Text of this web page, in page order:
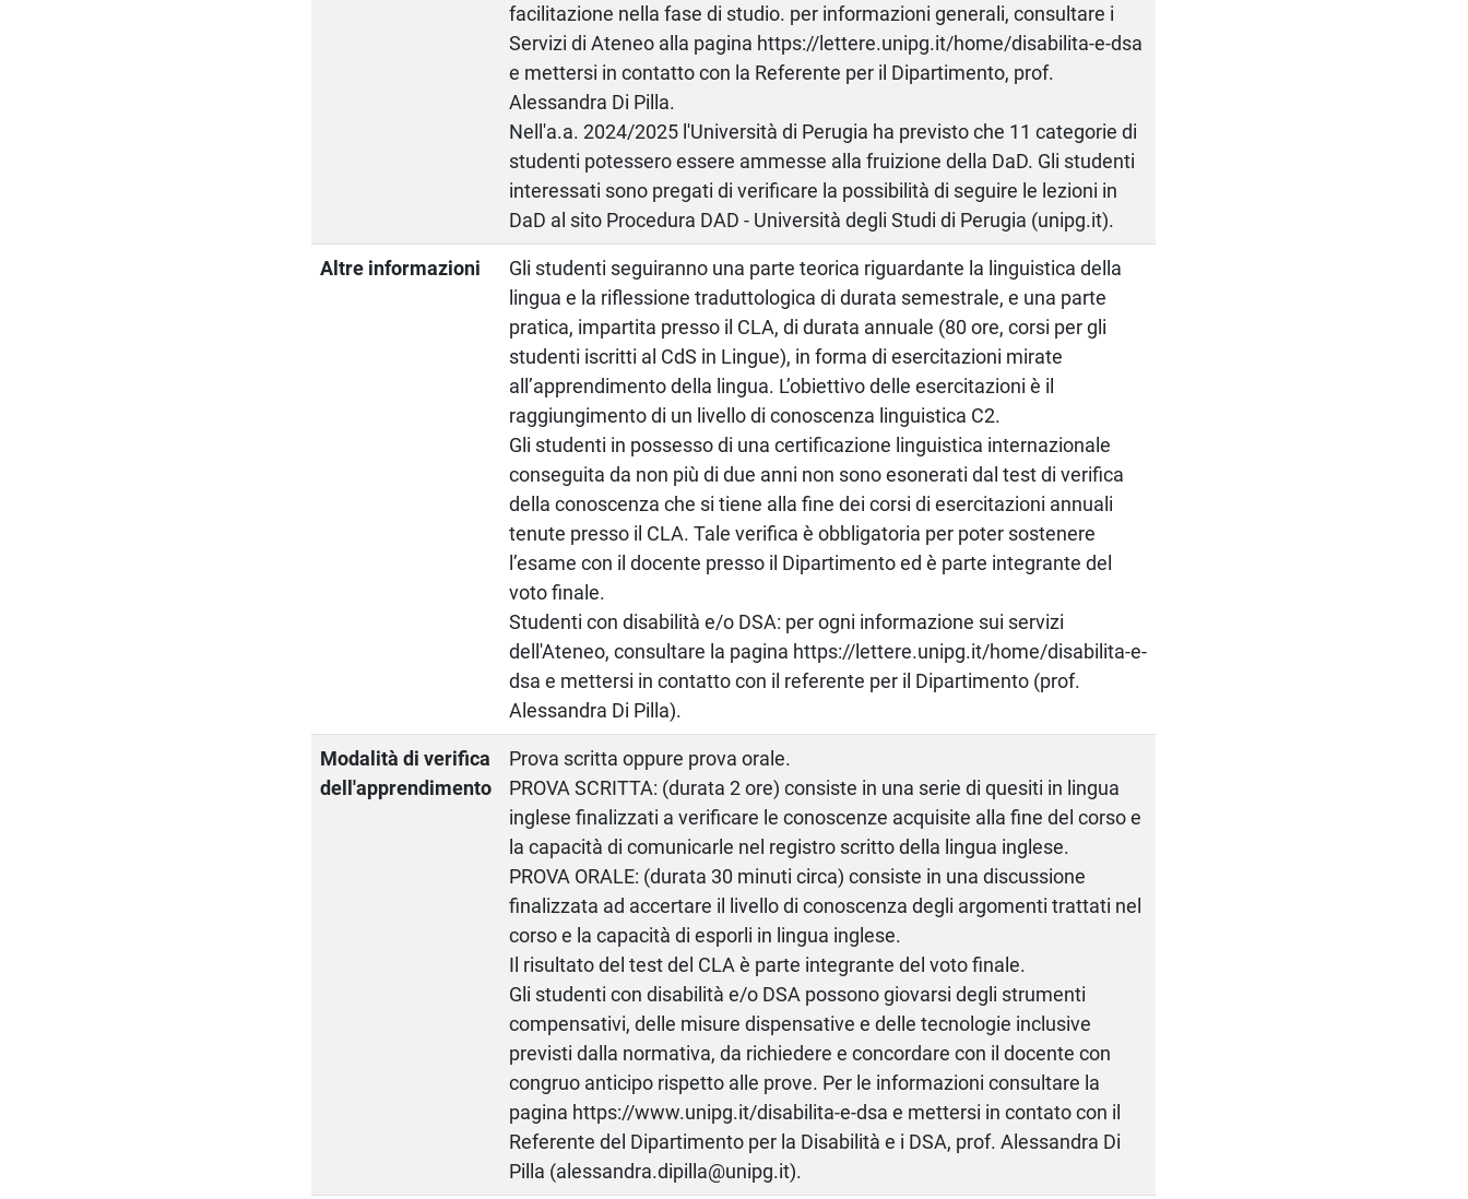
facilitazione nella fase di studio. per informazioni generali, consultare i
Servizi di Ateneo alla pagina https://lettere.unipg.it/home/disabilita-e-dsa
e mettersi in contatto con la Referente per il Dipartimento, prof.
Alessandra Di Pilla.
Nell'a.a. 2024/2025 l'Università di Perugia ha previsto che 11 categorie di
studenti potessero essere ammesse alla fruizione della DaD. Gli studenti
interessati sono pregati di verificare la possibilità di seguire le lezioni in
DaD al sito Procedura DAD - Università degli Studi di Perugia (unipg.it).
Altre informazioni
Gli studenti seguiranno una parte teorica riguardante la linguistica della
lingua e la riflessione traduttologica di durata semestrale, e una parte
pratica, impartita presso il CLA, di durata annuale (80 ore, corsi per gli
studenti iscritti al CdS in Lingue), in forma di esercitazioni mirate
all’apprendimento della lingua. L’obiettivo delle esercitazioni è il
raggiungimento di un livello di conoscenza linguistica C2.
Gli studenti in possesso di una certificazione linguistica internazionale
conseguita da non più di due anni non sono esonerati dal test di verifica
della conoscenza che si tiene alla fine dei corsi di esercitazioni annuali
tenute presso il CLA. Tale verifica è obbligatoria per poter sostenere
l’esame con il docente presso il Dipartimento ed è parte integrante del
voto finale.
Studenti con disabilità e/o DSA: per ogni informazione sui servizi
dell'Ateneo, consultare la pagina https://lettere.unipg.it/home/disabilita-e-
dsa e mettersi in contatto con il referente per il Dipartimento (prof.
Alessandra Di Pilla).
Modalità di verifica
dell'apprendimento
Prova scritta oppure prova orale.
PROVA SCRITTA: (durata 2 ore) consiste in una serie di quesiti in lingua
inglese finalizzati a verificare le conoscenze acquisite alla fine del corso e
la capacità di comunicarle nel registro scritto della lingua inglese.
PROVA ORALE: (durata 30 minuti circa) consiste in una discussione
finalizzata ad accertare il livello di conoscenza degli argomenti trattati nel
corso e la capacità di esporli in lingua inglese.
Il risultato del test del CLA è parte integrante del voto finale.
Gli studenti con disabilità e/o DSA possono giovarsi degli strumenti
compensativi, delle misure dispensative e delle tecnologie inclusive
previsti dalla normativa, da richiedere e concordare con il docente con
congruo anticipo rispetto alle prove. Per le informazioni consultare la
pagina https://www.unipg.it/disabilita-e-dsa e mettersi in contato con il
Referente del Dipartimento per la Disabilità e i DSA, prof. Alessandra Di
Pilla (alessandra.dipilla@unipg.it).